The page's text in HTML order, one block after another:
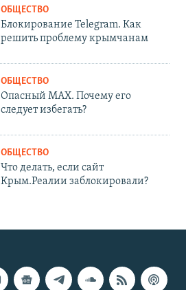
ОБЩЕСТВО
Блокирование Telegram. Как
решить проблему крымчанам
ОБЩЕСТВО
Опасный MAX. Почему его
следует избегать?
ОБЩЕСТВО
Что делать, если сайт
Крым.Реалии заблокировали?